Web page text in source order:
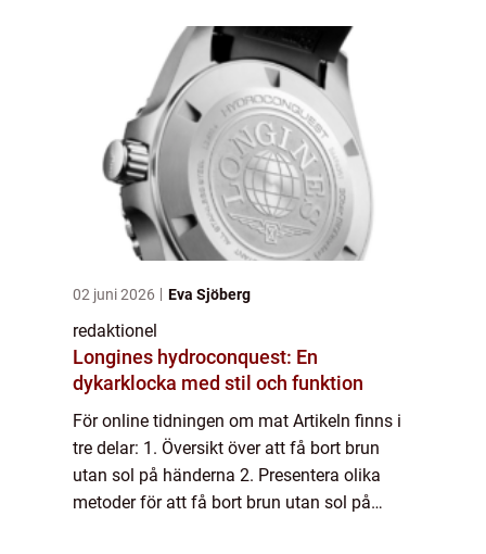
02 juni 2026 Eva Sjöberg
redaktionel
Longines hydroconquest: En
dykarklocka med stil och funktion
För online tidningen om mat Artikeln finns i
tre delar: 1. Översikt över att få bort brun
utan sol på händerna 2. Presentera olika
metoder för att få bort brun utan sol på